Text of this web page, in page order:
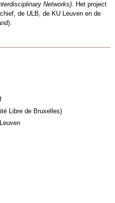
Networks). Het project
de ULB, de KU Leuven en de
Libre de Bruxelles)